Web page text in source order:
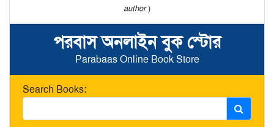
পরবাস অনলাইন বুক স্টোর
Parabaas Online Book Store
Search Books:
author)